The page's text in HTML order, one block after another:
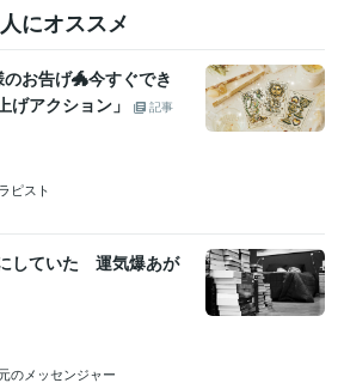
年2月
年11月
年6月 ~ 2015年3月
ス 2018年1月 ~ 2020年1月
にオススメ
のお告げ🐲今すぐでき
げアクション」
記事
ピスト
していた 運気爆あが
のメッセンジャー